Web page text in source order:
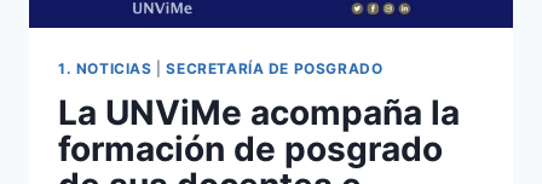
1. NOTICIAS |SECRETARÍA DE POSGRADO
La UNViMe acompaña la
formación de posgrado